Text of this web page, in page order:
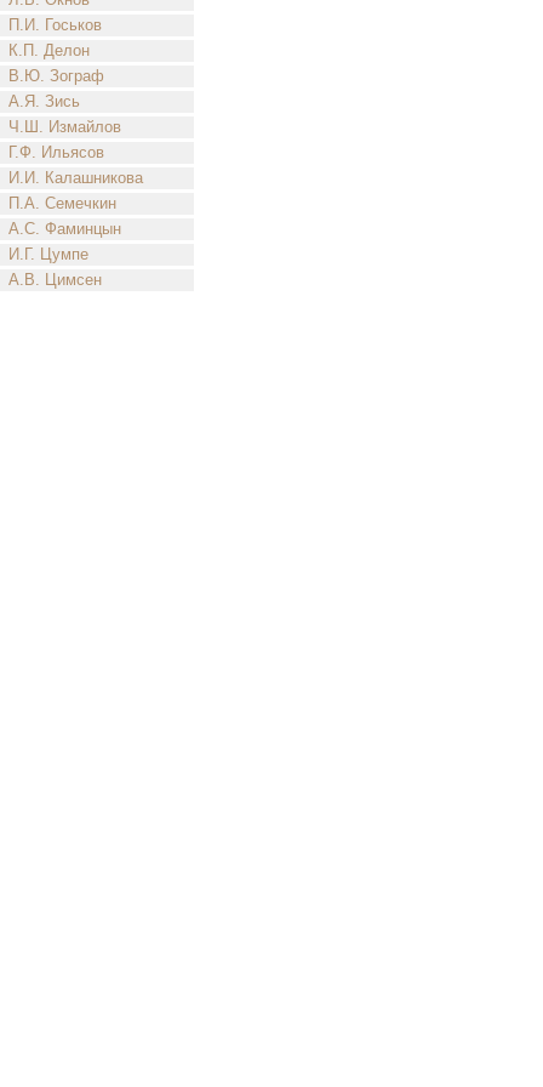
П.И. Госьков
К.П. Делон
В.Ю. Зограф
А.Я. Зись
Ч.Ш. Измайлов
Г.Ф. Ильясов
И.И. Калашникова
П.А. Семечкин
А.С. Фаминцын
И.Г. Цумпе
А.В. Цимсен